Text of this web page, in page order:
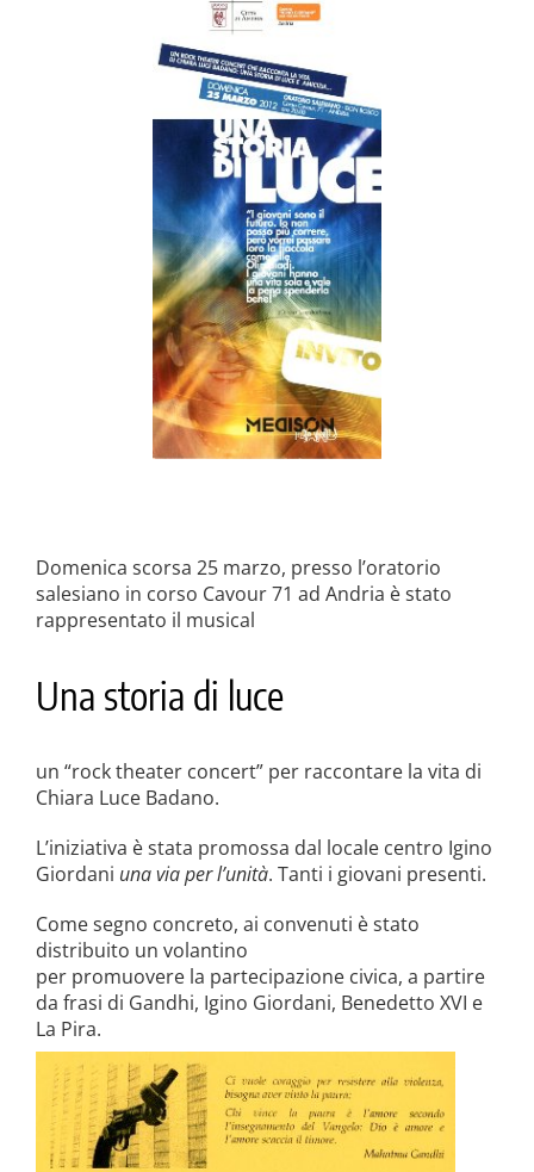
Domenica scorsa 25 marzo, presso l’oratorio
salesiano in corso Cavour 71 ad Andria è stato
rappresentato il musical
Una storia di luce
un “rock theater concert” per raccontare la vita di
Chiara Luce Badano.
L’iniziativa è stata promossa dal locale centro Igino
Giordani una via per l’unità. Tanti i giovani presenti.
Come segno concreto, ai convenuti è stato
distribuito un volantino
per promuovere la partecipazione civica, a partire
da frasi di Gandhi, Igino Giordani, Benedetto XVI e
La Pira.